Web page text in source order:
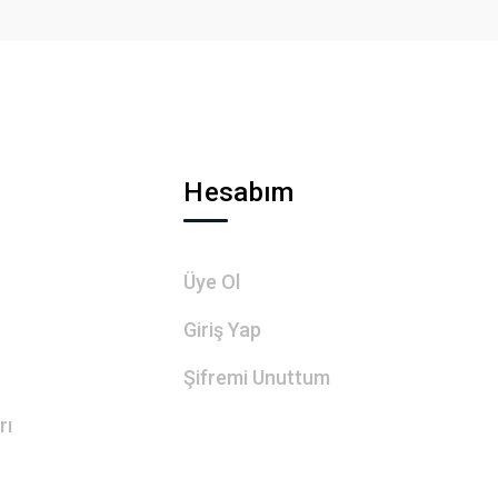
Hesabım
Üye Ol
Giriş Yap
Şifremi Unuttum